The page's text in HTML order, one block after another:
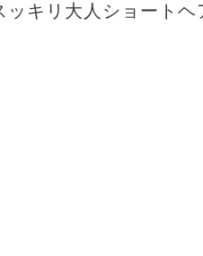
ッキリ大人ショートヘ